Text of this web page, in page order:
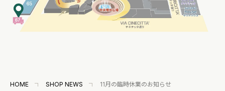
HOME SHOP NEWS 11月の臨時休業のお知らせ